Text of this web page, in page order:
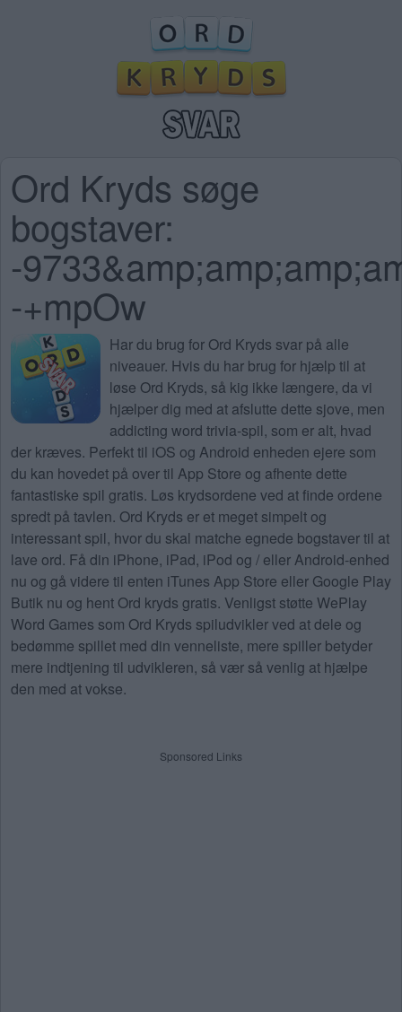
Ord Kryds søge
bogstaver:
-
-+mpOw
Har du brug for Ord Kryds svar på alle
niveauer. Hvis du har brug for hjælp til at
løse Ord Kryds, så kig ikke længere, da vi
hjælper dig med at afslutte dette sjove, men
addicting word trivia-spil, som er alt, hvad
der kræves. Perfekt til iOS og Android enheden ejere som
du kan hovedet på over til App Store og afhente dette
fantastiske spil gratis. Løs krydsordene ved at finde ordene
spredt på tavlen. Ord Kryds er et meget simpelt og
interessant spil, hvor du skal matche egnede bogstaver til at
lave ord. Få din iPhone, iPad, iPod og / eller Android-enhed
nu og gå videre til enten iTunes App Store eller Google Play
Butik nu og hent Ord kryds gratis. Venligst støtte WePlay
Word Games som Ord Kryds spiludvikler ved at dele og
bedømme spillet med din venneliste, mere spiller betyder
mere indtjening til udvikleren, så vær så venlig at hjælpe
den med at vokse.
Sponsored Links